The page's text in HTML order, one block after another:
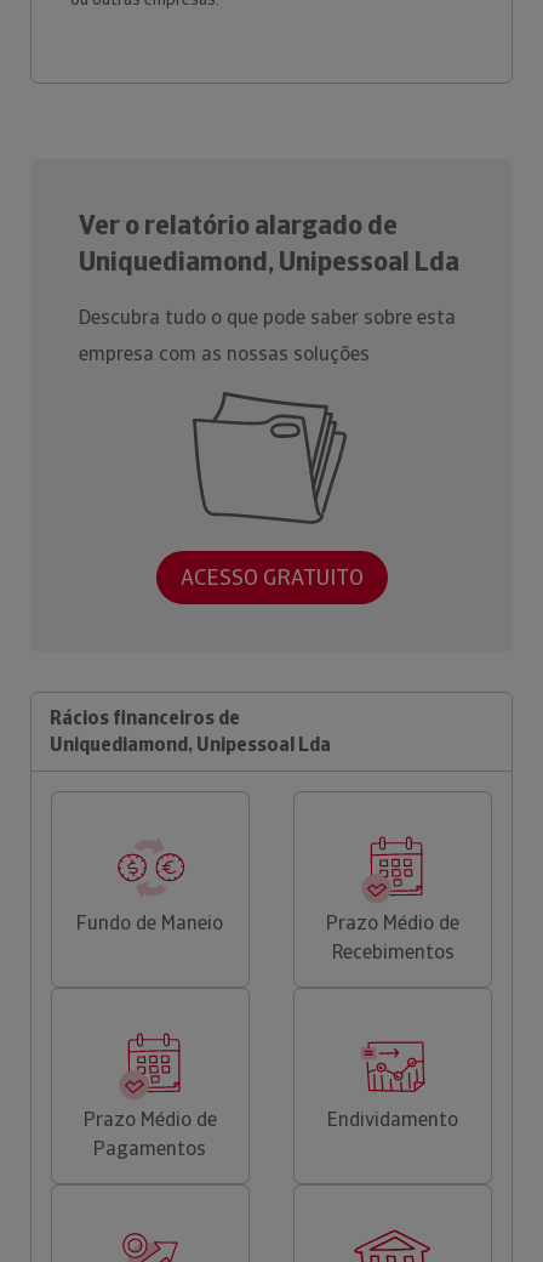
Ver o relatório alargado de
Uniquediamond, Unipessoal Lda
Descubra tudo o que pode saber sobre esta
empresa com as nossas soluções
ACESSO GRATUITO
Rácios financeiros de
Uniquediamond, Unipessoal Lda
Fundo de Maneio
Prazo Médio de
Recebimentos
Prazo Médio de
Pagamentos
Endividamento